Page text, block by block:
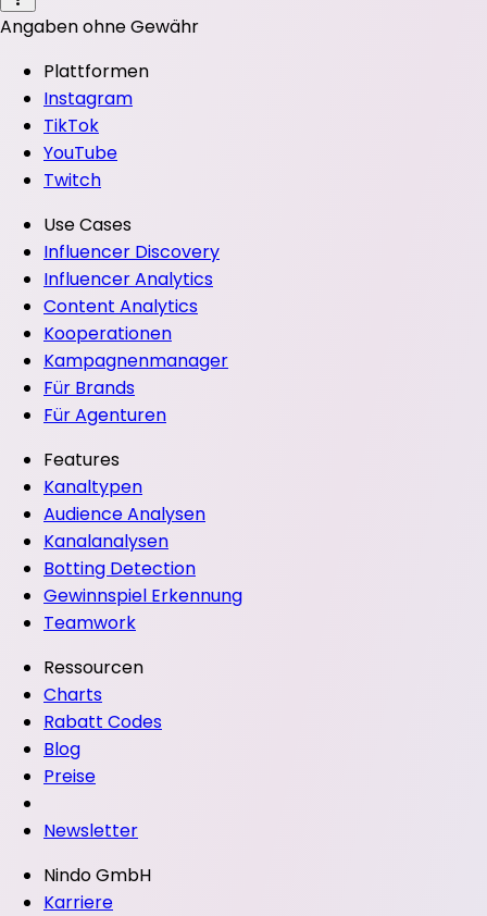
Angaben ohne Gewähr
Plattformen
Instagram
TikTok
YouTube
Twitch
Use Cases
Influencer Discovery
Influencer Analytics
Content Analytics
Kooperationen
Kampagnenmanager
Für Brands
Für Agenturen
Features
Kanaltypen
Audience Analysen
Kanalanalysen
Botting Detection
Gewinnspiel Erkennung
Teamwork
Ressourcen
Charts
Rabatt Codes
Blog
Preise
Newsletter
Nindo GmbH
Karriere